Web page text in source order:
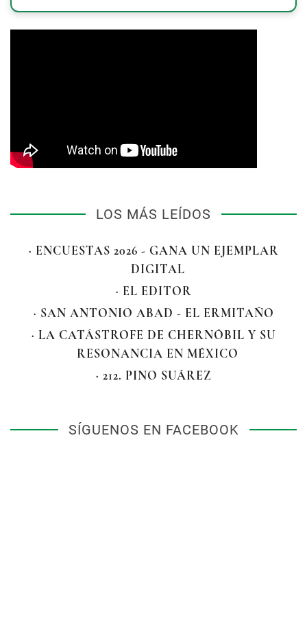
LOS MÁS LEÍDOS
· ENCUESTAS 2026 - GANA UN EJEMPLAR
DIGITAL
· EL EDITOR
· SAN ANTONIO ABAD - EL ERMITAÑO
· LA CATÁSTROFE DE CHERNÓBIL Y SU
RESONANCIA EN MÉXICO
· 212. PINO SUÁREZ
SÍGUENOS EN FACEBOOK